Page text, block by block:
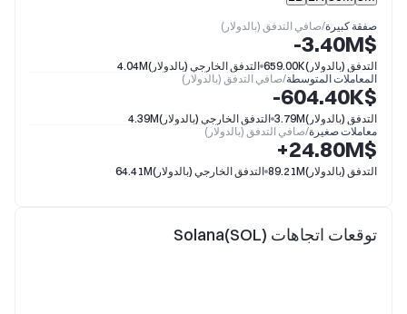
صفقة كبيرة/صافي التدفق (بالدولار)
$‎-3.40M
التدفق (بالدولار)659.00K التدفق الخارجي (بالدولار)4.04M
المعاملات المتوسطة/صافي التدفق (بالدولار)
$‎-604.40K
التدفق (بالدولار)3.79M التدفق الخارجي (بالدولار)4.39M
معاملات صغيرة/صافي التدفق (بالدولار)
$‎+24.80M
التدفق (بالدولار)89.21M التدفق الخارجي (بالدولار)64.41M
توقعات اتجاهات Solana(SOL)